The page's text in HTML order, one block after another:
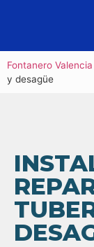
Fontanero Valencia
y desagüe